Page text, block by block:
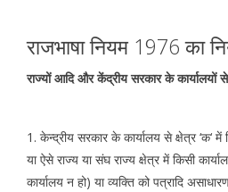
राजभाषा नियम 1976 का
राज्यों आदि और केंद्रीय सरकार के कार्यालयों
1. केन्द्रीय सरकार के कार्यालय से क्षेत्र ‘क‘ में
या ऐसे राज्य या संघ राज्य क्षेत्र में किसी
कार्यालय न हो) या व्यक्ति को पत्रादि